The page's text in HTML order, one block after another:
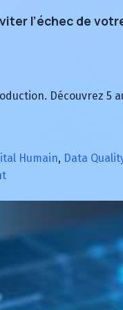
l’échec de
Découvrez
Humain, Data
on
5
diagnostics
éviter